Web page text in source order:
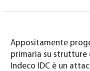
Appositamente
primaria su strutture
Indeco IDC è un